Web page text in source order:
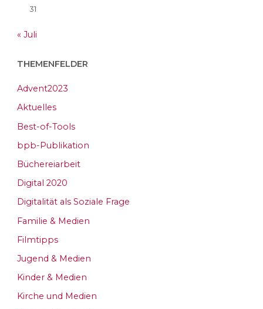
31
« Juli
THEMENFELDER
Advent2023
Aktuelles
Best-of-Tools
bpb-Publikation
Büchereiarbeit
Digital 2020
Digitalität als Soziale Frage
Familie & Medien
Filmtipps
Jugend & Medien
Kinder & Medien
Kirche und Medien